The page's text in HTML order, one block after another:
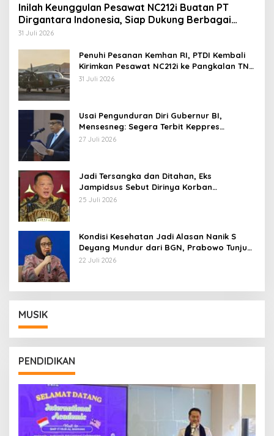
Inilah Keunggulan Pesawat NC212i Buatan PT
Dirgantara Indonesia, Siap Dukung Berbagai
Operasi TNI
31 Juli 2026
Penuhi Pesanan Kemhan RI, PTDI Kembali
Kirimkan Pesawat NC212i ke Pangkalan TNI
AU
31 Juli 2026
Usai Pengunduran Diri Gubernur BI,
Mensesneg: Segera Terbit Keppres
Pemberhentian dengan Hormat
27 Juli 2026
Jadi Tersangka dan Ditahan, Eks
Jampidsus Sebut Dirinya Korban
Kriminalisasi
25 Juli 2026
Kondisi Kesehatan Jadi Alasan Nanik S
Deyang Mundur dari BGN, Prabowo Tunjuk
Wamentan Sudaryono
22 Juli 2026
MUSIK
PENDIDIKAN